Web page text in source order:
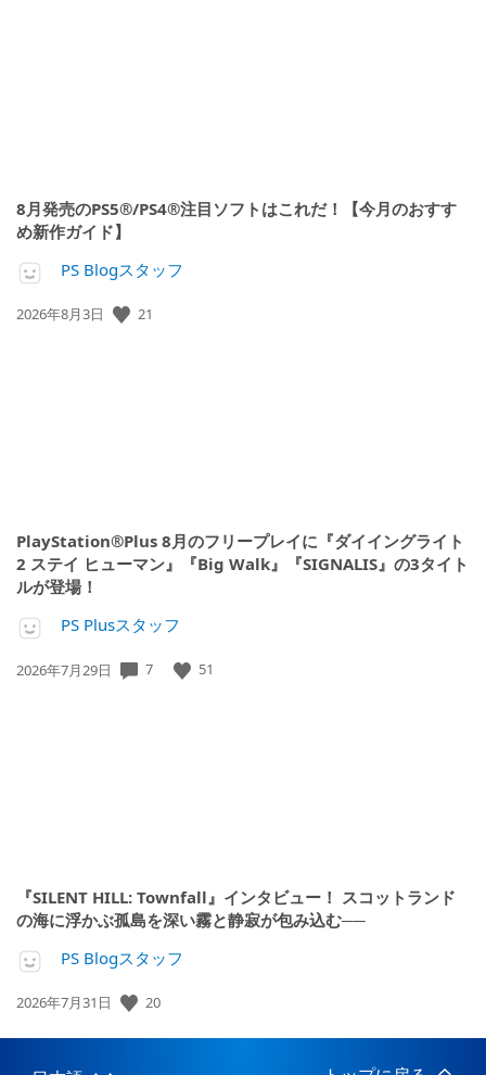
8月発売のPS5®/PS4®注目ソフトはこれだ！【今月のおすす
め新作ガイド】
PS Blogスタッフ
公
2026年8月3日 21
PlayStation®Plus 8月のフリープレイに『ダイイングライト
2 ステイ ヒューマン』『Big Walk』『SIGNALIS』の3タイト
ルが登場！
PS Plusスタッフ
公
2026年7月29日 7 51
『SILENT HILL: Townfall』インタビュー！ スコットランド
の海に浮かぶ孤島を深い霧と静寂が包み込む──
PS Blogスタッフ
公
日:
2026年7月31日 20